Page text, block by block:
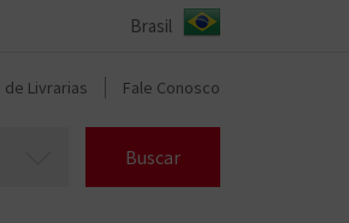
de Livrarias Fale Conosco
Buscar